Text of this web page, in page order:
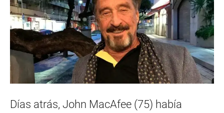
Días atrás, John MacAfee (75) había